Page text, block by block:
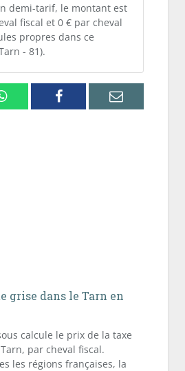
demi-tarif, le montant est
fiscal et 0 € par cheval
propres dans ce
- 81).
WhatsappFacebook Email
grise dans le Tarn en
calcule le prix de la taxe
par cheval fiscal.
les régions françaises, la